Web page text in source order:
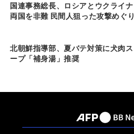
国連事務総長、ロシアとウクライナ
両国を非難 民間人狙った攻撃めぐり
北朝鮮指導部、夏バテ対策に犬肉ス
ープ「補身湯」推奨